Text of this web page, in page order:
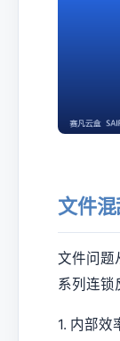
文件
文件问题
系列连锁
1. 内部